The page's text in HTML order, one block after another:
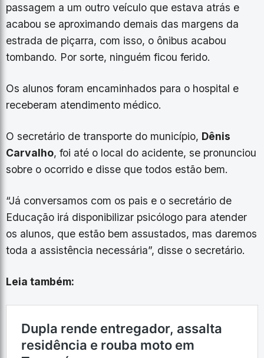
passagem a um outro veículo que estava atrás e
acabou se aproximando demais das margens da
estrada de piçarra, com isso, o ônibus acabou
tombando. Por sorte, ninguém ficou ferido.
Os alunos foram encaminhados para o hospital e
receberam atendimento médico.
O secretário de transporte do município, Dênis
Carvalho, foi até o local do acidente, se pronunciou
sobre o ocorrido e disse que todos estão bem.
“Já conversamos com os pais e o secretário de
Educação irá disponibilizar psicólogo para atender
os alunos, que estão bem assustados, mas daremos
toda a assistência necessária”, disse o secretário.
Leia também: